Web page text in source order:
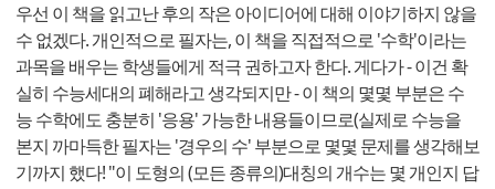
우선 이 책을 읽고난 후의 작은 아이디어에 대해 이야기하지 않을
수 없겠다. 개인적으로 필자는, 이 책을 직접적으로 '수학'이라는
과목을 배우는 학생들에게 적극 권하고자 한다. 게다가 - 이건 확
실히 수능세대의 폐해라고 생각되지만 - 이 책의 몇몇 부분은 수
능 수학에도 충분히 '응용' 가능한 내용들이므로(실제로 수능을
본지 까마득한 필자는 '경우의 수' 부분으로 몇몇 문제를 생각해보
기까지 했다! "이 도형의 (모든 종류의)대칭의 개수는 몇 개인지 답